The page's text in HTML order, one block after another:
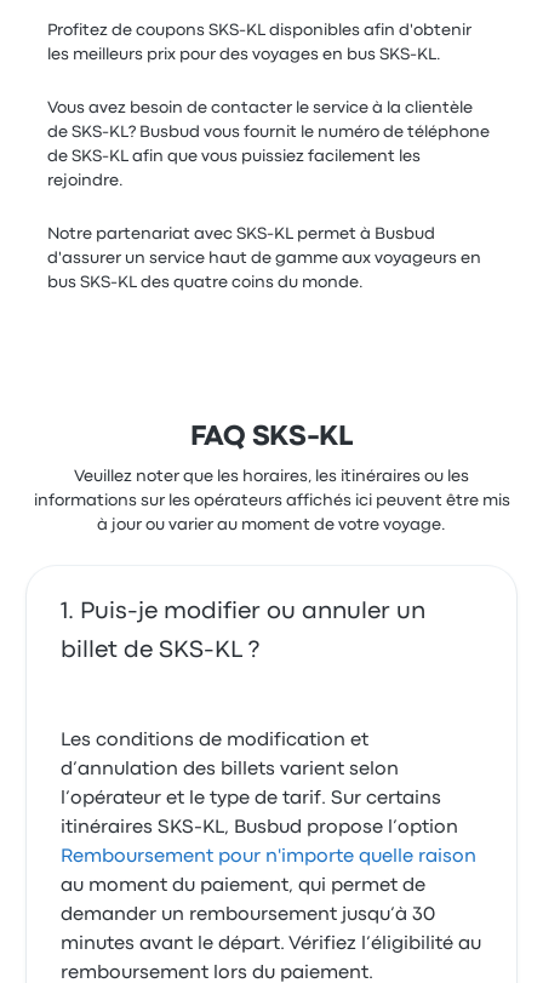
Profitez de coupons SKS-KL disponibles afin d'obtenir
les meilleurs prix pour des voyages en bus SKS-KL.
Vous avez besoin de contacter le service à la clientèle
de SKS-KL? Busbud vous fournit le numéro de téléphone
de SKS-KL afin que vous puissiez facilement les
rejoindre.
Notre partenariat avec SKS-KL permet à Busbud
d'assurer un service haut de gamme aux voyageurs en
bus SKS-KL des quatre coins du monde.
FAQ SKS-KL
Veuillez noter que les horaires, les itinéraires ou les
informations sur les opérateurs affichés ici peuvent être mis
à jour ou varier au moment de votre voyage.
Puis-je modifier ou annuler un
billet de SKS-KL ?
Les conditions de modification et
d’annulation des billets varient selon
l’opérateur et le type de tarif. Sur certains
itinéraires SKS-KL, Busbud propose l’option
Remboursement pour n'importe quelle raison
au moment du paiement, qui permet de
demander un remboursement jusqu’à 30
minutes avant le départ. Vérifiez l’éligibilité au
remboursement lors du paiement.